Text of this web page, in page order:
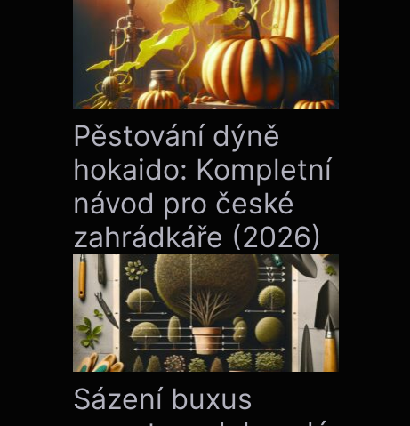
Pěstování dýně
hokaido: Kompletní
návod pro české
zahrádkáře (2026)
Sázení buxus